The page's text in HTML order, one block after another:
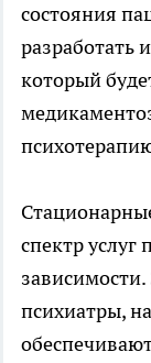
состояния
разработать
который
спектр
психиатры,